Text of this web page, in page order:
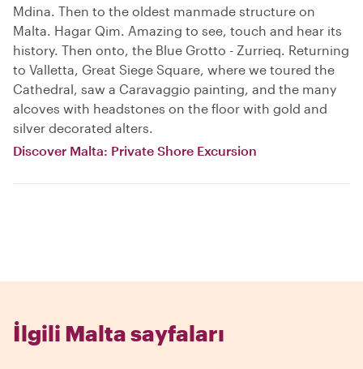
Mdina. Then to the oldest manmade structure on
Malta. Hagar Qim. Amazing to see, touch and hear its
history. Then onto, the Blue Grotto - Zurrieq. Returning
to Valletta, Great Siege Square, where we toured the
Cathedral, saw a Caravaggio painting, and the many
alcoves with headstones on the floor with gold and
silver decorated alters.
Discover Malta: Private Shore Excursion
İlgili Malta sayfaları